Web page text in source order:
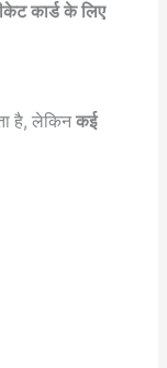
कार्ड के लिए
है, लेकिनकई